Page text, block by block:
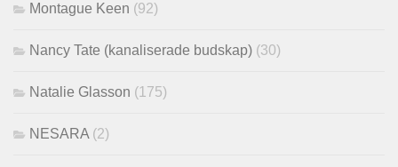
Montague Keen (92)
Nancy Tate (kanaliserade budskap) (30)
Natalie Glasson (175)
NESARA (2)